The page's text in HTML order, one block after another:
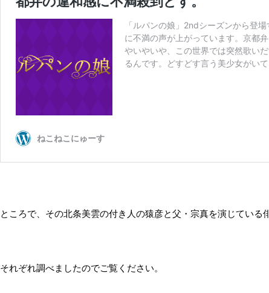
ところで、その北条美雲の付き人の猿彦と父・宗真を演じている
それぞれ調べましたのでご覧ください。